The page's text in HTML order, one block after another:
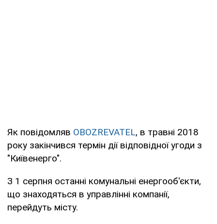
Як повідомляв OBOZREVATEL, в травні 2018
року закінчився термін дії відповідної угоди з
"Київенерго".
З 1 серпня останні комунальні енергооб'єкти,
що знаходяться в управлінні компанії,
перейдуть місту.